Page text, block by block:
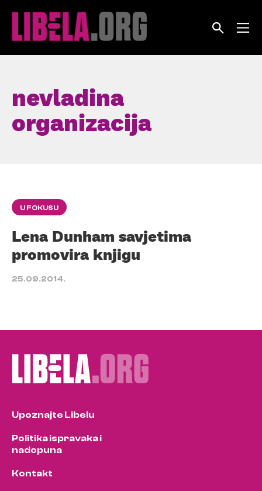
nevladina
organizacija
U FOKUSU
Lena Dunham savjetima
promovira knjigu
25.09.2014.
Upoznajte Libelu
Politika ispravaka i
nadopuna
Kontakt